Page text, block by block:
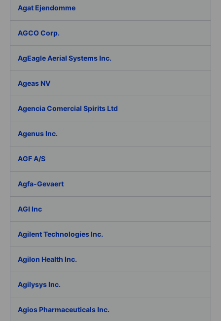
Agat Ejendomme
AGCO Corp.
AgEagle Aerial Systems Inc.
Ageas NV
Agencia Comercial Spirits Ltd
Agenus Inc.
AGF A/S
Agfa-Gevaert
AGI Inc
Agilent Technologies Inc.
Agilon Health Inc.
Agilysys Inc.
Agios Pharmaceuticals Inc.